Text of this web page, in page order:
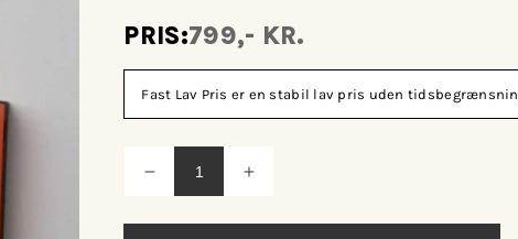
PRIS:799,- KR.
Fast Lav Pris er en stabil lav pris uden
Reducer
antallet
Øg